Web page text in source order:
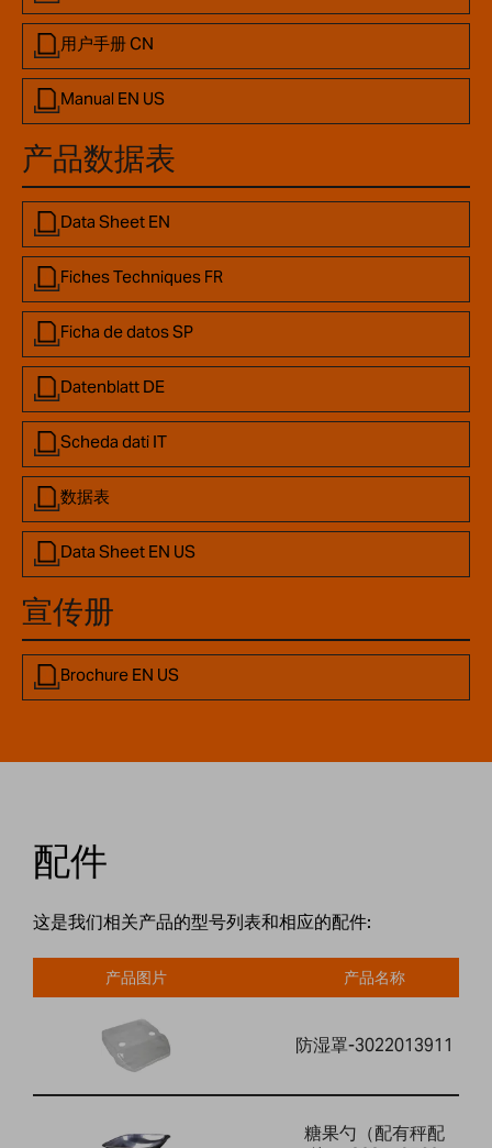
宣传册
Brochure EN US
用户手册 CN
Manual EN US
产品数据表
Data Sheet EN
Fiches Techniques FR
Ficha de datos SP
Datenblatt DE
Scheda dati IT
数据表
Data Sheet EN US
配件
这是我们相关产品的型号列表和相应的配件:
产品图片 产品名称
防湿罩-3022013911
糖果勺（配有秤配